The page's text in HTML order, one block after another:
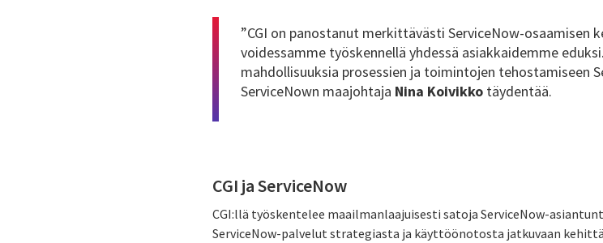
”CGI on panostanut merkittävästi ServiceNow-osaamisen
voidessamme työskennellä yhdessä asiakkaidemme
mahdollisuuksia prosessien ja toimintojen tehostamiseen
ServiceNown maajohtaja Nina Koivikko täydentää.
CGI ja ServiceNow
CGI:llä työskentelee maailmanlaajuisesti satoja ServiceNow-
ServiceNow-palvelut strategiasta ja käyttöönotosta jatkuvaan